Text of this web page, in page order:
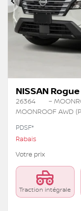
Précédent
NISSAN
26364
–
MOONROOF AWD
PDSF*
Rabais
Votre prix
Traction intégrale